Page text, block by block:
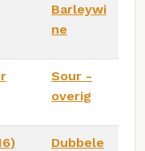
Barleywi
ne
Sour -
overig
Dubbele